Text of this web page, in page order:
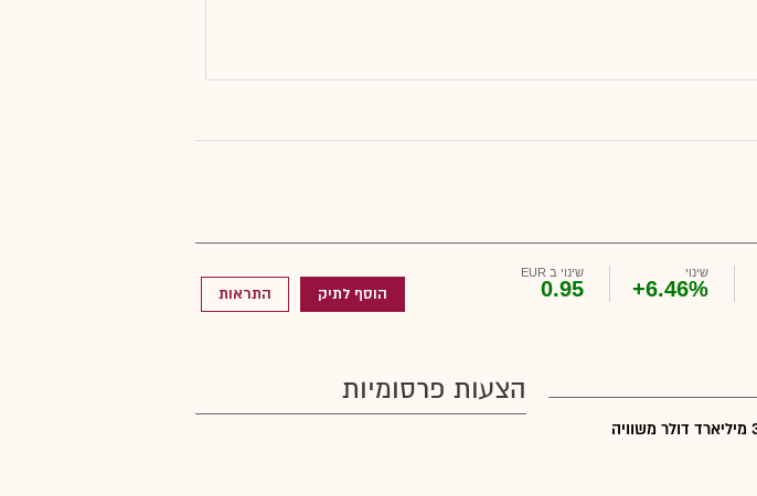
שינוי
+6.46%
שינוי ב EUR
0.95 הוסף לתיק התראות
הצעות פרסומיות